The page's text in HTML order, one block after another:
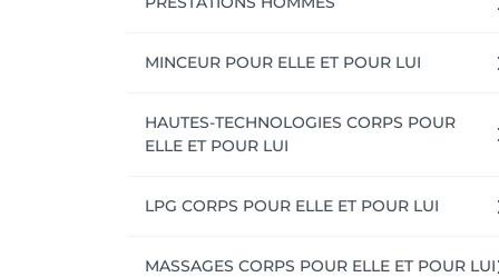
Un instant précieux à offrir.. ou à s'offrir.
MINCEUR POUR ELLE ET POUR LUI
HAUTES-TECHNOLOGIES CORPS POUR
ELLE ET POUR LUI
LPG CORPS POUR ELLE ET POUR LUI
MASSAGES CORPS POUR ELLE ET POUR LUI